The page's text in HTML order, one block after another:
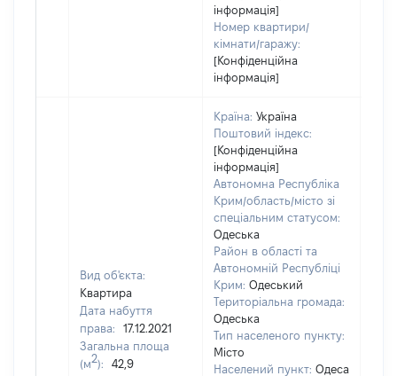
інформація]
Номер квартири/
кімнати/гаражу:
[Конфіденційна
інформація]
Вид об'єкта:
Квартира
Дата набуття
права:
17.12.2021
Загальна площа
(м2):
42,9
Країна: Україна
Поштовий індекс:
[Конфіденційна
інформація]
Автономна Республіка
Крим/область/місто зі
спеціальним статусом:
Одеська
Район в області та
Автономній Республіці
Крим: Одеський
Територіальна громада:
Одеська
Тип населеного пункту:
Місто
Населений пункт: Одеса